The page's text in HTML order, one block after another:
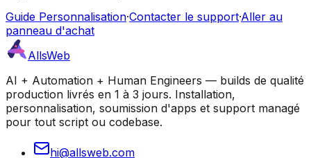
Guide Personnalisation·Contacter le support·Aller au
panneau d'achat
AllsWeb
AI + Automation + Human Engineers — builds de qualité
production livrés en 1 à 3 jours. Installation,
personnalisation, soumission d'apps et support managé
pour tout script ou codebase.
hi@allsweb.com